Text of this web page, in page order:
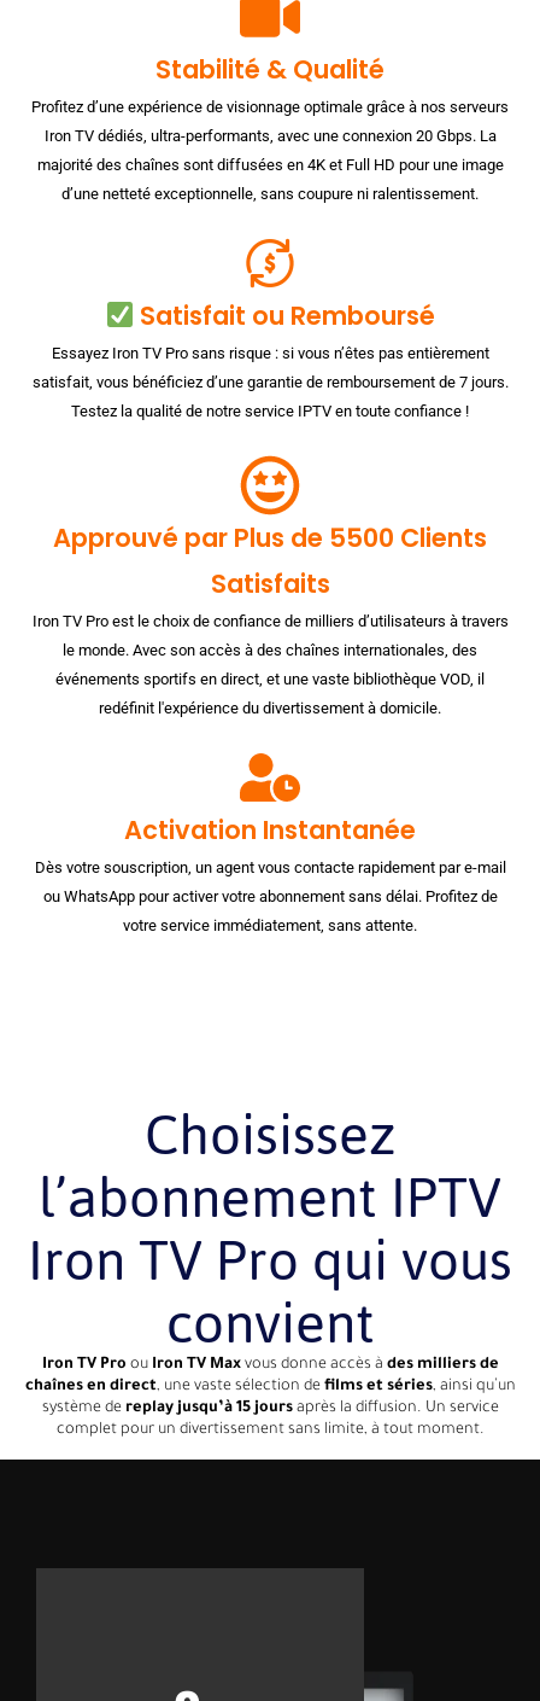
Stabilité & Qualité
Profitez d’une expérience de visionnage optimale grâce à nos serveurs
Iron TV dédiés, ultra-performants, avec une connexion 20 Gbps. La
majorité des chaînes sont diffusées en 4K et Full HD pour une image
d’une netteté exceptionnelle, sans coupure ni ralentissement.
Satisfait ou Remboursé
Essayez Iron TV Pro sans risque : si vous n’êtes pas entièrement
satisfait, vous bénéficiez d’une garantie de remboursement de 7 jours.
Testez la qualité de notre service IPTV en toute confiance !
Approuvé par Plus de 5500 Clients
Satisfaits
Iron TV Pro est le choix de confiance de milliers d’utilisateurs à travers
le monde. Avec son accès à des chaînes internationales, des
événements sportifs en direct, et une vaste bibliothèque VOD, il
redéfinit l'expérience du divertissement à domicile.
Activation Instantanée
Dès votre souscription, un agent vous contacte rapidement par e-mail
ou WhatsApp pour activer votre abonnement sans délai. Profitez de
votre service immédiatement, sans attente.
Choisissez
l’abonnement IPTV
Iron TV Pro qui vous
convient
Iron TV Pro ou Iron TV Maxvous donne accès à des milliers de
chaînes en direct, une vaste sélection de films et séries, ainsi qu’un
système de replay jusqu’à 15 joursaprès la diffusion. Un service
complet pour un divertissement sans limite, à tout moment.